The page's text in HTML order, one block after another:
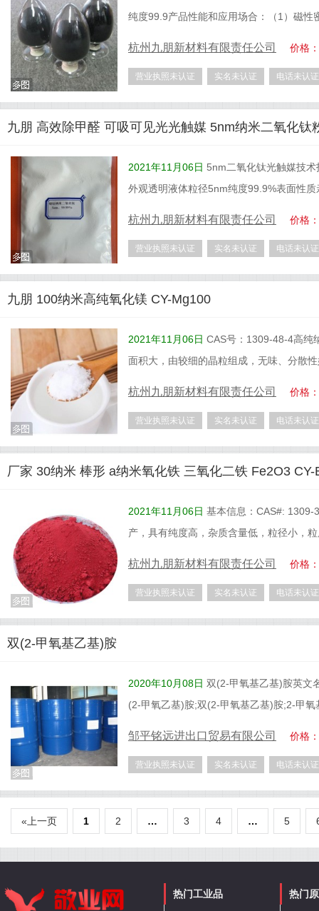
纯度99.9产品性能和应用场合：（1）磁性
杭州九朋新材料有限责任公司 价格
营业执照未认证 实名未认证 电话未认证
九朋 高效除甲醛 可吸可见光光触媒 5nm纳米二氧化钛
2021年11月06日 5nm二氧化钛光触媒技
外观透明液体粒径5nm纯度99.9%表面性
杭州九朋新材料有限责任公司 价格
营业执照未认证 实名未认证 电话未认证
九朋 100纳米高纯氧化镁 CY-Mg100
2021年11月06日 CAS号：1309-48-4高纯
面积大，由较细的晶粒组成，无味、分散
杭州九朋新材料有限责任公司 价格
营业执照未认证 实名未认证 电话未认证
厂家 30纳米 棒形 a纳米氧化铁 三氧化二铁 Fe2O3 CY-
2021年11月06日 基本信息：CAS#: 1309-
产，具有纯度高，杂质含量低，粒径小，
杭州九朋新材料有限责任公司 价格
营业执照未认证 实名未认证 电话未认证
双(2-甲氧基乙基)胺
2020年10月08日 双(2-甲氧基乙基)胺英文
(2-甲氧乙基)胺;双(2-甲氧基乙基)胺;2-甲氧
邹平铭远进出口贸易有限公司 价格
营业执照未认证 实名未认证 电话未认证
«上一页 1 2 … 3 4 … 5
热门工业品 热门